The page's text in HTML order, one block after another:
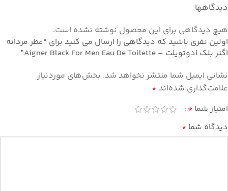
دیدگاهها
هیچ دیدگاهی برای این محصول نوشته نشده است.
اولین نفری باشید که دیدگاهی را ارسال می کنید برای “عطر مردانه
اگنر بلک ادوتویلت – Aigner Black For Men Eau De Toilette”
نشانی ایمیل شما منتشر نخواهد شد. بخش‌های موردنیاز
علامت‌گذاری شده‌اند *
امتیاز شما *
دیدگاه شما *